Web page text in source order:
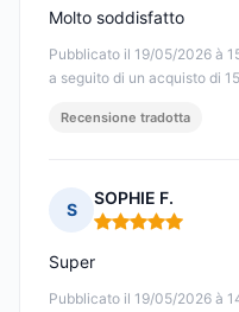
Pubblicato il 19/05/2026 à
a seguito di un acquisto di
Molto soddisfatto
Recensione tradotta
S
SOPHIE F.
Nota: 5 su 5
Pubblicato il 19/05/2026 à
Super